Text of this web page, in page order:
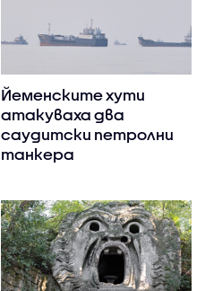
Йеменските хути
атакуваха два
саудитски петролни
танкера